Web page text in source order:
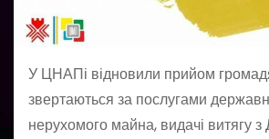
У ЦНАПі відновили прийом
звертаються за послугами
нерухомого майна, видачі витягу